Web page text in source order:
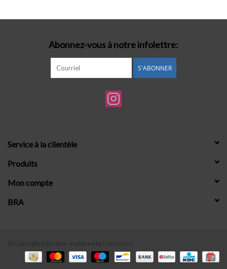
Abonnez-vous à notre infolettre:
S'ABONNER
Service à la clientèle
Produits
Mon compte
BRA
© Copyright 2026 Bra - Powered by